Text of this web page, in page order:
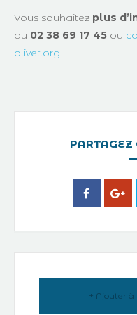
Vous souhaitez plus
au 02 38 69 17 45 ou
olivet.org
PARTAGEZ
+ Ajouter